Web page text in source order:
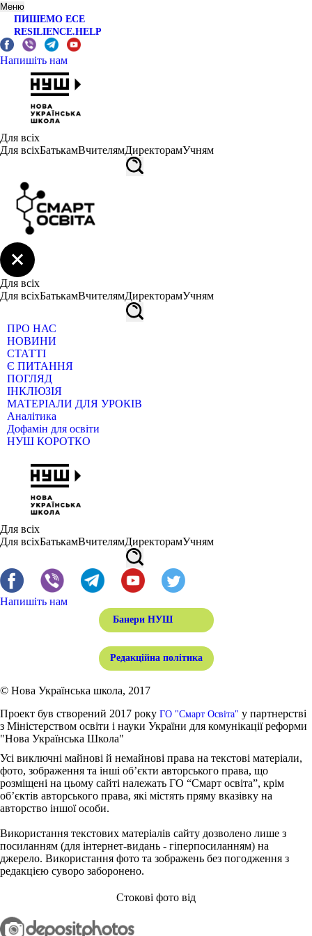
Меню
ПИШЕМО ЕСЕ
RESILIENCE.HELP
Напишіть нам
Для всіх
Для всіхБатькамВчителямДиректорамУчням
Для всіх
Для всіхБатькамВчителямДиректорамУчням
ПРО НАС
НОВИНИ
СТАТТІ
Є ПИТАННЯ
ПОГЛЯД
ІНКЛЮЗІЯ
МАТЕРІАЛИ ДЛЯ УРОКІВ
Аналітика
Дофамін для освіти
НУШ КОРОТКО
Для всіх
Для всіхБатькамВчителямДиректорамУчням
Напишіть нам
Банери НУШ
Редакційна політика
© Нова Українська школа, 2017
Проект був створений 2017 року ГО "Смарт Освіта" у партнерстві
з Міністерством освіти і науки України для комунікації реформи
"Нова Українська Школа"
Усі виключні майнові й немайнові права на текстові матеріали,
фото, зображення та інші об’єкти авторського права, що
розміщені на цьому сайті належать ГО “Смарт освіта”, крім
об’єктів авторського права, які містять пряму вказівку на
авторство іншої особи.
Використання текстових матеріалів сайту дозволено лише з
посиланням (для інтернет-видань - гіперпосиланням) на
джерело. Використання фото та зображень без погодження з
редакцією суворо заборонено.
Стокові фото від